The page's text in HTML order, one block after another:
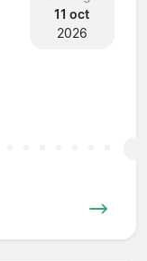
11 oct
2026